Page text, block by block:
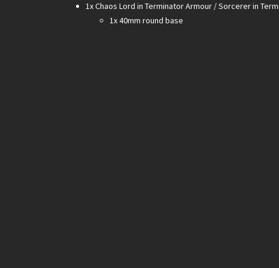
1x Chaos Lord in Terminator Armour / Sorcerer in
1x 40mm round base